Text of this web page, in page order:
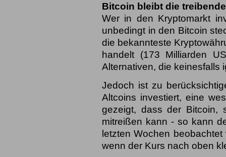
Bitcoin bleibt die
Wer in den Kryptomarkt
unbedingt in den Bitcoin
die bekannteste
handelt (173 Milliarden
Alternativen, die keinesfalls
Jedoch ist zu
Altcoins investiert, eine
gezeigt, dass der Bitcoin,
mitreißen kann - so kann
letzten Wochen
wenn der Kurs nach oben